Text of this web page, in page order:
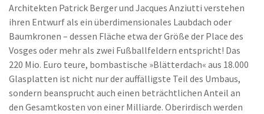
Architekten Patrick Berger und Jacques Anziutti verstehen
ihren Entwurf als ein überdimensionales Laubdach oder
Baumkronen – dessen Fläche etwa der Größe der Place des
Vosges oder mehr als zwei Fußballfeldern entspricht! Das
220 Mio. Euro teure, bombastische »Blätterdach« aus 18.000
Glasplatten ist nicht nur der auffälligste Teil des Umbaus,
sondern beansprucht auch einen beträchtlichen Anteil an
den Gesamtkosten von einer Milliarde. Oberirdisch werden